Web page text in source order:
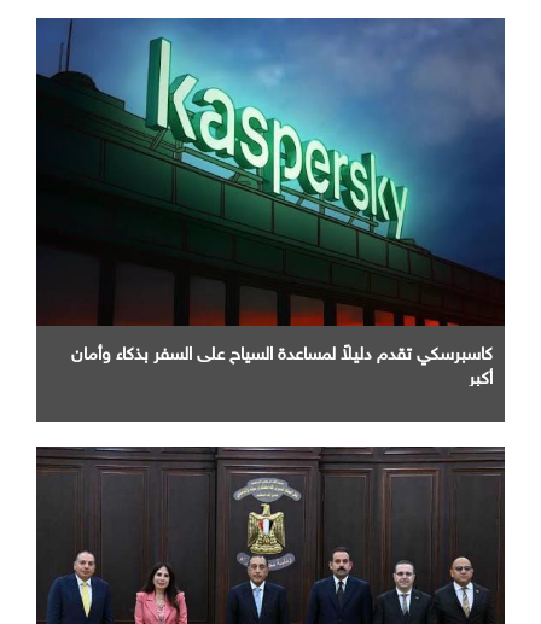
كاسبرسكي تقدم دليلاً لمساعدة السياح على السفر بذكاء وأمان
أكبر